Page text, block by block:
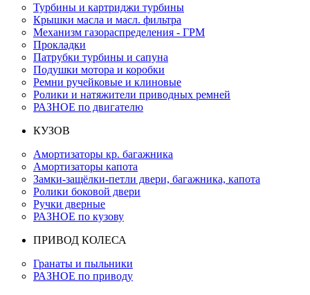
Турбины и картриджи турбины
Крышки масла и масл. фильтра
Механизм газораспределения - ГРМ
Прокладки
Патрубки турбины и сапуна
Подушки мотора и коробки
Ремни ручейковые и клиновые
Ролики и натяжители приводных ремней
РАЗНОЕ по двигателю
КУЗОВ
Амортизаторы кр. багажника
Амортизаторы капота
Замки-защёлки-петли двери, багажника, капота
Ролики боковой двери
Ручки дверные
РАЗНОЕ по кузову
ПРИВОД КОЛЕСА
Гранаты и пыльники
РАЗНОЕ по приводу